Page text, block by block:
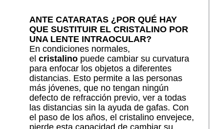
ANTE CATARATAS ¿POR QUÉ HAY
QUE SUSTITUIR EL CRISTALINO POR
UNA LENTE INTRAOCULAR?
En condiciones normales,
el cristalinopuede cambiar su curvatura
para enfocar los objetos a diferentes
distancias. Esto permite a las personas
más jóvenes, que no tengan ningún
defecto de refracción previo, ver a todas
las distancias sin la ayuda de gafas. Con
el paso de los años, el cristalino envejece,
pierde esta capacidad de cambiar su